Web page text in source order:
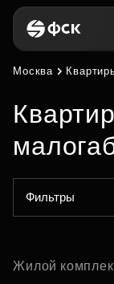
Москва
Фильтры
Жилой